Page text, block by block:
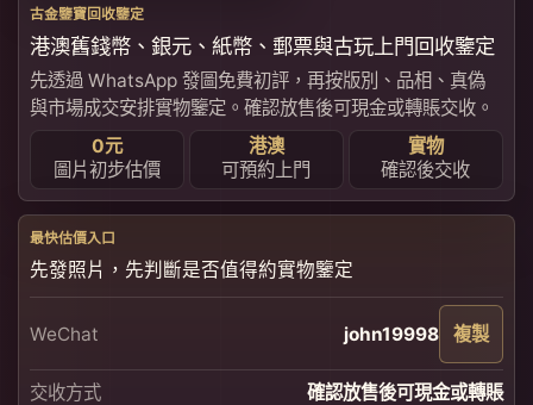
古金鑒寶回收鑒定
港澳舊錢幣、銀元、紙幣、郵票與古玩上門回收鑒定
先透過 WhatsApp 發圖免費初評，再按版別、品相、真偽
與市場成交安排實物鑒定。確認放售後可現金或轉賬交收。
0元
圖片初步估價
港澳
可預約上門
實物
確認後交收
最快估價入口
先發照片，先判斷是否值得約實物鑒定
WeChat john19998 複製
交收方式 確認放售後可現金或轉賬